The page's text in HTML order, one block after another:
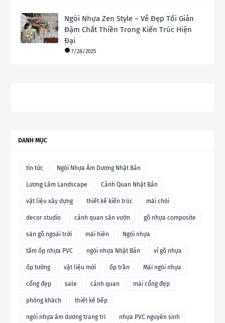
Ngói Nhựa Zen Style – Vẻ Đẹp Tối Giản
Đậm Chất Thiền Trong Kiến Trúc Hiện
Đại
7/28/2025
DANH MỤC
tin tức Ngói Nhựa Âm Dương Nhật Bản
Lương Lâm Landscape Cảnh Quan Nhật Bản
vật liệu xây dựng thiết kế kiến trúc mái chòi
decor studio cảnh quan sân vườn gỗ nhựa composite
sàn gỗ ngoài trời mái hiên Ngói nhựa
tấm ốp nhựa PVC ngói nhựa Nhật Bản vỉ gỗ nhựa
ốp tường vật liệu mới ốp trần Mái ngói nhựa
cổng đẹp sale cảnh quan mái cổng đẹp
phòng khách thiết kế bếp
ngói nhựa âm dương trang trí nhựa PVC nguyên sinh